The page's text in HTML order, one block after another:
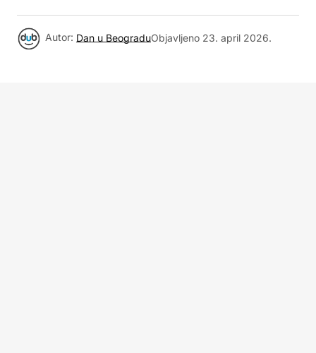
Autor: Dan u BeograduObjavljeno 23. april 2026.